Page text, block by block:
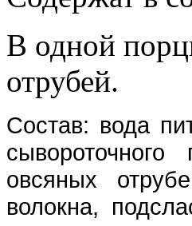
В одной
отрубей.
Состав: вода
овсяных
волокна,